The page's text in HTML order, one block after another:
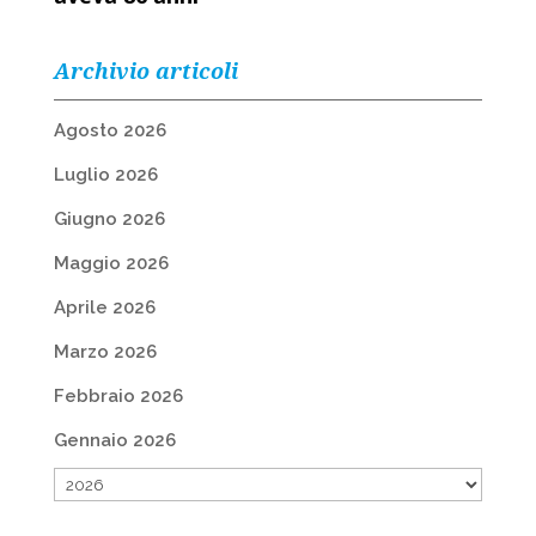
Archivio articoli
Agosto 2026
Luglio 2026
Giugno 2026
Maggio 2026
Aprile 2026
Marzo 2026
Febbraio 2026
Gennaio 2026